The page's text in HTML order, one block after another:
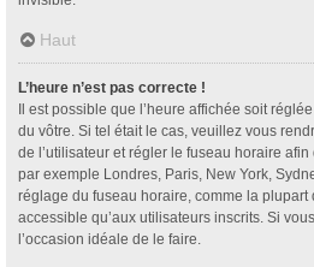
Haut
L’heure n’est pas correcte !
Il est possible que l’heure affichée soit
du vôtre. Si tel était le cas, veuillez vous
de l’utilisateur et régler le fuseau horaire
par exemple Londres, Paris, New York,
réglage du fuseau horaire, comme la plupart
accessible qu’aux utilisateurs inscrits. Si
l’occasion idéale de le faire.